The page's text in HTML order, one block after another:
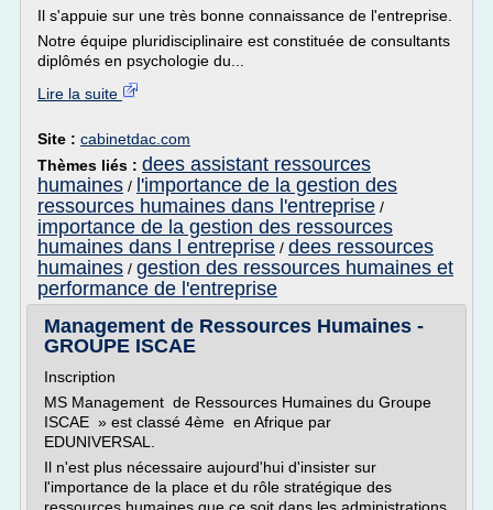
Il s'appuie sur une très bonne connaissance de l'entreprise.
Notre équipe pluridisciplinaire est constituée de consultants
diplômés en psychologie du...
Lire la suite
Site : cabinetdac.com
Thèmes liés : dees assistant ressources
humaines / l'importance de la gestion des
ressources humaines dans l'entreprise /
importance de la gestion des ressources
humaines dans l entreprise / dees ressources
humaines / gestion des ressources humaines et
performance de l'entreprise
Management de Ressources Humaines -
GROUPE ISCAE
Inscription
MS Management de Ressources Humaines du Groupe
ISCAE » est classé 4ème en Afrique par
EDUNIVERSAL.
Il n'est plus nécessaire aujourd'hui d'insister sur
l'importance de la place et du rôle stratégique des